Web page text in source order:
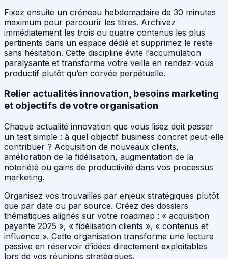
Fixez ensuite un créneau hebdomadaire de 30 minutes
maximum pour parcourir les titres. Archivez
immédiatement les trois ou quatre contenus les plus
pertinents dans un espace dédié et supprimez le reste
sans hésitation. Cette discipline évite l’accumulation
paralysante et transforme votre veille en rendez-vous
productif plutôt qu’en corvée perpétuelle.
Relier actualités innovation, besoins marketing
et objectifs de votre organisation
Chaque actualité innovation que vous lisez doit passer
un test simple : à quel objectif business concret peut-elle
contribuer ? Acquisition de nouveaux clients,
amélioration de la fidélisation, augmentation de la
notoriété ou gains de productivité dans vos processus
marketing.
Organisez vos trouvailles par enjeux stratégiques plutôt
que par date ou par source. Créez des dossiers
thématiques alignés sur votre roadmap : « acquisition
payante 2025 », « fidélisation clients », « contenus et
influence ». Cette organisation transforme une lecture
passive en réservoir d’idées directement exploitables
lors de vos réunions stratégiques.